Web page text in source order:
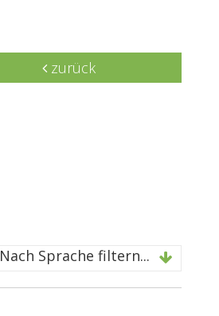
zurück
Nach Sprache filtern...